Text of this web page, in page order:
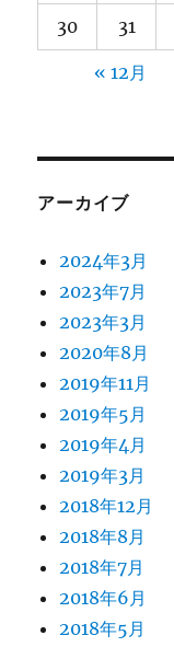
30 31
« 12月
アーカイブ
2024年3月
2023年7月
2023年3月
2020年8月
2019年11月
2019年5月
2019年4月
2019年3月
2018年12月
2018年8月
2018年7月
2018年6月
2018年5月